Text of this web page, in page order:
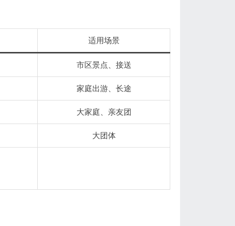
适用场景
市区景点、接送
家庭出游、长途
大家庭、亲友团
大团体